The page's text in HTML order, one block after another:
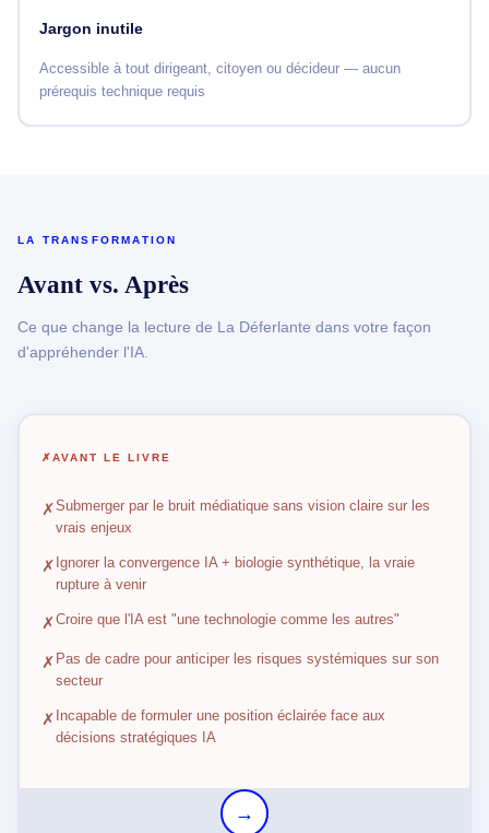
Jargon inutile
Accessible à tout dirigeant, citoyen ou décideur — aucun
prérequis technique requis
LA TRANSFORMATION
Avant vs. Après
Ce que change la lecture de La Déferlante dans votre façon
d'appréhender l'IA.
✗AVANT LE LIVRE
✗Submerger par le bruit médiatique sans vision claire sur les
vrais enjeux
✗ Ignorer la convergence IA + biologie synthétique, la vraie
rupture à venir
✗Croire que l'IA est "une technologie comme les autres"
✗ Pas de cadre pour anticiper les risques systémiques sur son
secteur
✗ Incapable de formuler une position éclairée face aux
décisions stratégiques IA
→